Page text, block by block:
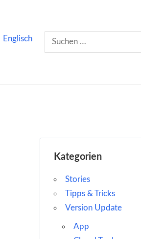
Suchen
nach:
Englisch
Kategorien
Stories
Tipps & Tricks
Version Update
App